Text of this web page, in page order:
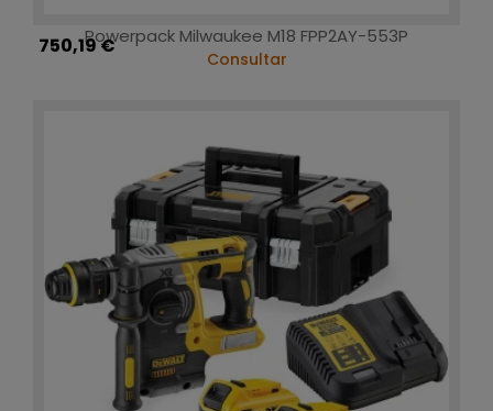
Powerpack Milwaukee M18 FPP2AY-553P
750,19 €
Consultar